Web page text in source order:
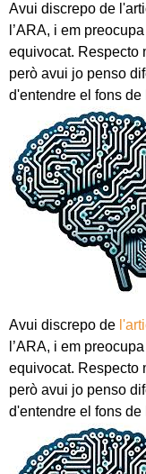
Avui discrepo de
l’ARA, i em
equivocat. Respecto
però avui jo penso
d'entendre el fons de
Avui discrepo de
l’ARA, i em
equivocat. Respecto
però avui jo penso
d'entendre el fons de